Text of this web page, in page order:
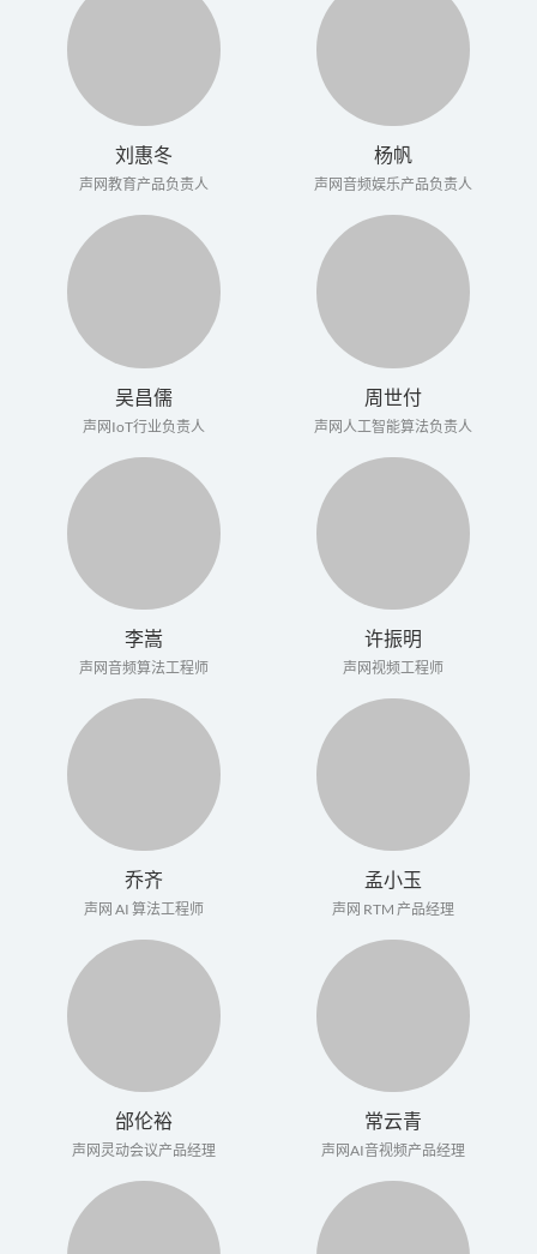
刘惠冬
声网教育产品负责人
杨帆
声网音频娱乐产品负责人
吴昌儒
声网IoT行业负责人
周世付
声网人工智能算法负责人
李嵩
声网音频算法工程师
许振明
声网视频工程师
乔齐
声网 AI 算法工程师
孟小玉
声网 RTM 产品经理
邰伦裕
声网灵动会议产品经理
常云青
声网AI音视频产品经理